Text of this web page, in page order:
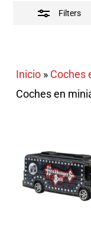
Filters
Inicio» Coches
Coches en